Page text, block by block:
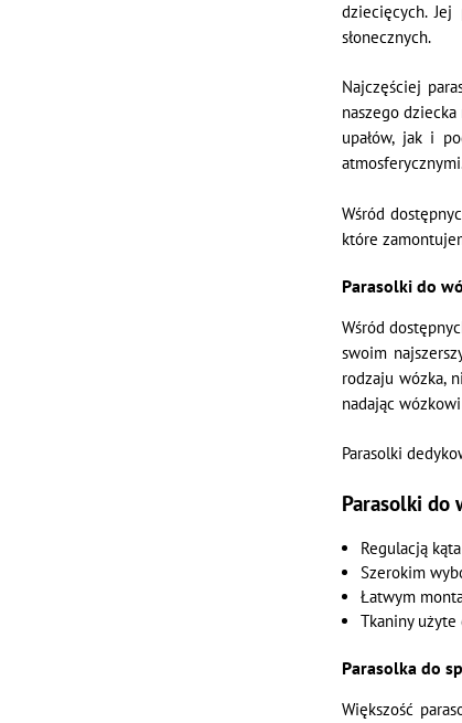
dziecięcych.
słonecznych.
Najczęściej
naszego
upałów, jak i
Wśród
które
Parasolki do
Wśród
swoim
rodzaju wózka,
nadając
Parasolki
Parasolki do
Regulacją
Szerokim
Łatwym
Tkaniny
Parasolka do
Większość